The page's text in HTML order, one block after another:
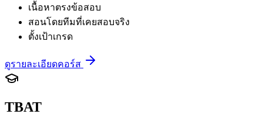
เนื้อหาตรงข้อสอบ
สอนโดยทีมที่เคยสอบจริง
ตั้งเป้าเกรด
ดูรายละเอียดคอร์ส
TBAT